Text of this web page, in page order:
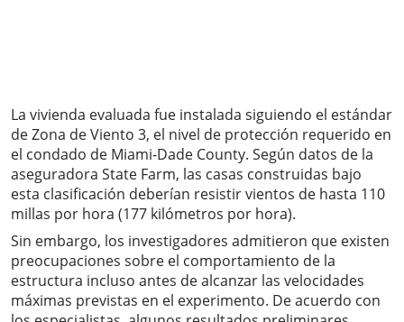
La vivienda evaluada fue instalada siguiendo el estándar
de Zona de Viento 3, el nivel de protección requerido en
el condado de Miami-Dade County. Según datos de la
aseguradora State Farm, las casas construidas bajo
esta clasificación deberían resistir vientos de hasta 110
millas por hora (177 kilómetros por hora).
Sin embargo, los investigadores admitieron que existen
preocupaciones sobre el comportamiento de la
estructura incluso antes de alcanzar las velocidades
máximas previstas en el experimento. De acuerdo con